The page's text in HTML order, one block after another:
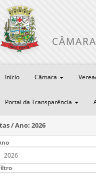
Início Câmara
Portal da Transparência
/ Ano: 2026